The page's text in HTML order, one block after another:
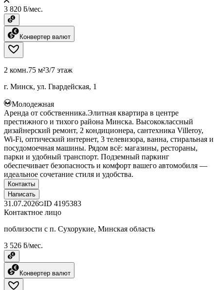
3 820 ƃ/мес.
Конвертер валют
2 комн.75 м²3/7 этаж
г. Минск, ул. Гвардейская, 1
Молодежная
Аренда от собственника.Элитная квартира в центре
престижного и тихого района Минска. Высококлассный
дизайнерский ремонт, 2 кондиционера, сантехника Villeroy,
Wi-Fi, оптический интернет, 3 телевизора, ванна, стиральная и
посудомоечная машины. Рядом всё: магазины, рестораны,
парки и удобный транспорт. Подземный паркинг
обеспечивает безопасность и комфорт вашего автомобиля —
идеальное сочетание стиля и удобства.
Контакты
Написать
31.07.2026 ID 4195383
Контактное лицо
поблизости с п. Сухорукие, Минская область
3 526 ƃ/мес.
Конвертер валют